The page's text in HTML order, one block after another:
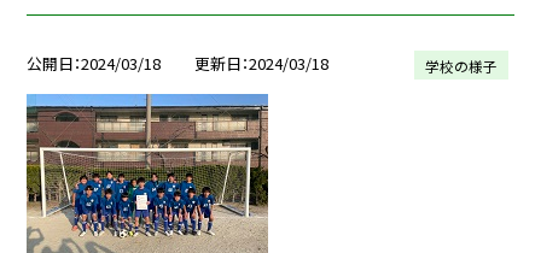
公開日 2024/03/18 更新日 2024/03/18 学校の様子